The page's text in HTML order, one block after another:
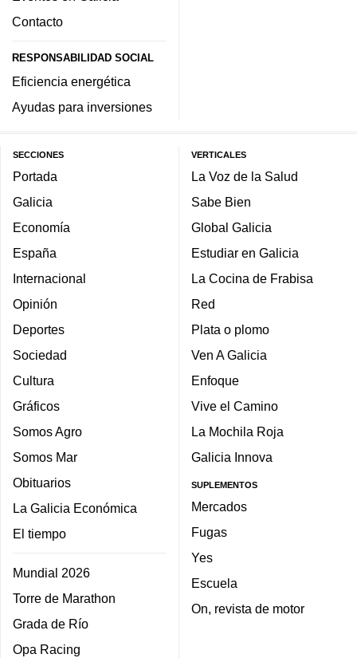
Contacto
RESPONSABILIDAD SOCIAL
Eficiencia energética
Ayudas para inversiones
SECCIONES
Portada
Galicia
Economía
España
Internacional
Opinión
Deportes
Sociedad
Cultura
Gráficos
Somos Agro
Somos Mar
Obituarios
La Galicia Económica
El tiempo
Mundial 2026
Torre de Marathon
Grada de Río
Opa Racing
VERTICALES
La Voz de la Salud
Sabe Bien
Global Galicia
Estudiar en Galicia
La Cocina de Frabisa
Red
Plata o plomo
Ven A Galicia
Enfoque
Vive el Camino
La Mochila Roja
Galicia Innova
SUPLEMENTOS
Mercados
Fugas
Yes
Escuela
On, revista de motor